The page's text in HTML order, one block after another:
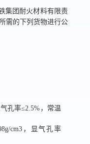
集团耐火材料有限责
需的下列货物进行公
孔率≤2.5%，常温
cm3，显气孔率